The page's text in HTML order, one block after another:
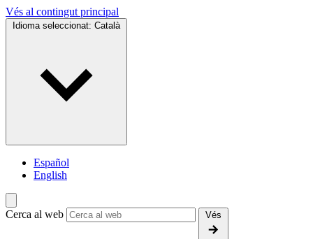
Vés al contingut principal
Idioma seleccionat: Català
Español
English
Cerca al web Vés